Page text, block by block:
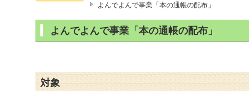
よんでよんで事業「本の通帳の配布」
よんでよんで事業「本の通帳の配布」
対象